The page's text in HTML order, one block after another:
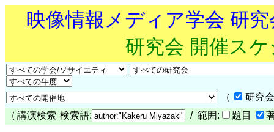
映像情報メディア学会 研
研究会 開催ス
（
研究
（ 講演検索 検索語: / 範囲: 題目